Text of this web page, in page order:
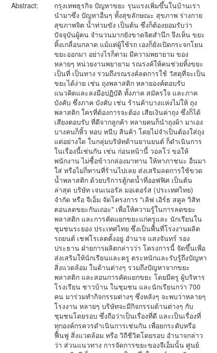
Abstract:
กรุงเทพธุรกิจ ปัญหาขยะ รุนแรงเพิ่มขึ้นในบ้านเรา
นำมาซึ่ง ปัญหาอื่นๆ ทั้งสุขลักษณะ สุขภาพ ร่างกาย
สุขภาพจิต น้ำท่วมขัง เป็นต้น ซึ่งก็ต้องยอมรับว่า
ปัจจุบันผู้คน จำนวนมากยังขาดจิตสำนึก จึงเห็น ขยะ
ทิ้งเกลื่อนกลาด แม้แต่ผู้ใช้รถ เองก็ยังเปิดกระจกโยน
ขยะออกมา อย่างไรก็ตาม มีความพยายาม ของ
หลายๆ หน่วยงานพยายาม รณรงค์ให้คนช่วยทิ้งขยะ
เป็นที่ เป็นทาง รวมถึงรณรงค์ลดการใช้ วัสดุที่จะเป็น
ขยะได้ง่าย เช่น ถุงพลาสติก หลายองค์ตอบรับ
แนวคิดและลงมือปฏิบัติ ทั้งภาค สมัครใจ และภาค
บังคับ ซึ่งภาค บังคับ เช่น ร้านค้าบางแห่งไม่ให้ ถุง
พลาสติก ใครที่ต้องการจะต้อง เสียเงินค่าถุง ซึ่งก็ได้
เสียงตอบรับ ที่ดีจากลูกค้า หลายคนก็นำถุงผ้า มาเอง
บางคนก็หิ้ว หอบ หนีบ สินค้า โดยไม่จำเป็นต้องใส่ถุง
แต่อย่างใด ในกลุ่มบริษัทด้านยานยนต์ ก็ดำเนินการ
ในเรื่องนี้เช่นกัน เช่น ก่อนหน้านี้ วอลโว่ ขอให้
พนักงาน ไม่ซื้อข้าวกล่องมาทาน ให้หาภาชนะ อื่นมา
ใส่ หรือไม่ก็ทานที่ร้านไปเลย ส่งเสริมลดการใช้ขวด
น้ำพลาสติก ด้วยบริการตู้กดน้ำที่ออฟฟิศ เป็นต้น
ล่าสุด บริษัท เจนเนอรัล มอเตอร์ส (ประเทศไทย)
จำกัด หรือ จีเอ็ม จัดโครงการ "เลิฟ เอิร์ธ สคูล วิสิท
ตอนลดขยะกันเถอะ" เพื่อให้ความรู้ในการลดขยะ
พลาสติก และการคัดแยกขยะแก่ครูและ นักเรียนใน
ชุมชนระยอง ประเทศไทย ซึ่งเป็นพื้นที่โรงงานผลิต
รถยนต์ เชฟโรเลตตั้งอยู่ อำนาจ แสงจันทร์ รอง
ประธาน ฝ่ายการผลิตกล่าวว่า โครงการนี้ จัดขึ้นเพื่อ
ส่งเสริมให้นักเรียนและครู ตระหนักและรับรู้ถึงปัญหา
สิ่งแวดล้อม ในด้านต่างๆ รวมถึงปัญหาจากขยะ
พลาสติก และสอนการคัดแยกขยะ โดยมีครู ผู้บริหาร
โรงเรียน ชาวบ้าน ในชุมชน และนักเรียนกว่า 700
คน มาร่วมทำกิจกรรมต่างๆ ซึ่งหลังๆ จะพบว่าหลายๆ
โรงงาน หลายๆ บริษัทจะมีกิจกรรมด้านต่างๆ กับ
ชุมชนโดยรอบ ซึ่งถือว่าเป็นเรื่องที่ดี และเป็นเรื่องที่
ทุกองค์กรควรดำเนินการเช่นกัน เพื่อยกระดับหรือ
ฟื้นฟู สิ่งแวดล้อม หรือ วิถีชีวิตโดยรอบ อำนาจกล่าว
ว่า ส่วนแนวทาง การจัดการขยะของจีเอ็มนั้น ศูนย์